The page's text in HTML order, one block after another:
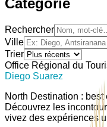
Catégorie
Rechercher
Ville
Trier
Office Régional du
Diego Suarez
North Destination :
Découvrez les
vivez des expériences